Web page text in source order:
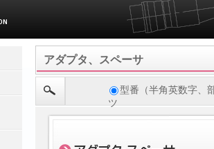
アダプタ、スペーサ
型番（半角英数字、
ツ